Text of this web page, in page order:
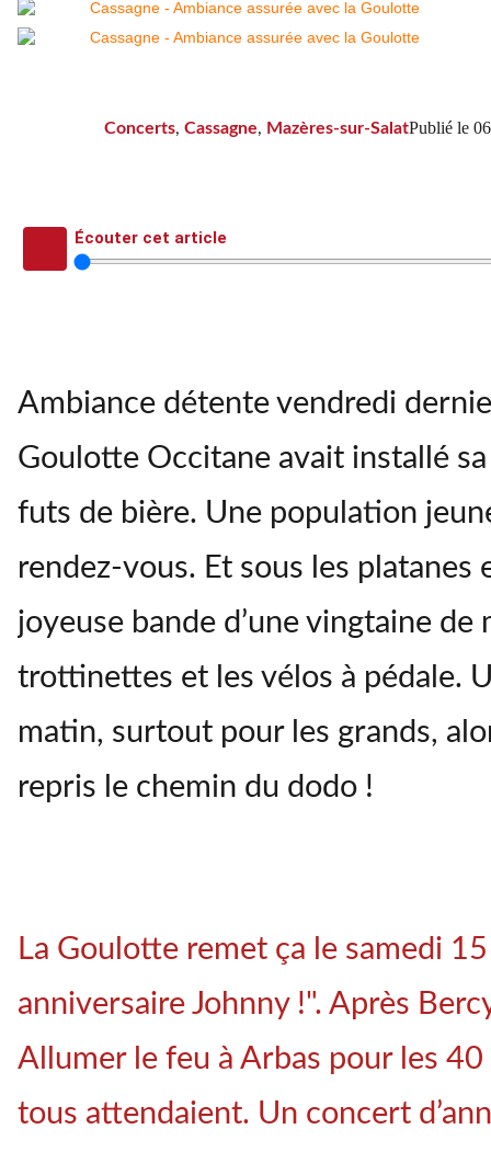
Concerts, Cassagne, Mazères-sur-SalatPublié le
Écouter cet article
Ambiance détente vendredi
Goulotte Occitane avait installé
futs de bière. Une population
rendez-vous. Et sous les platanes
joyeuse bande d’une vingtaine
trottinettes et les vélos à pédale.
matin, surtout pour les grands,
repris le chemin du dodo !
La Goulotte remet ça le samedi
anniversaire Johnny !". Après
Allumer le feu à Arbas pour les
tous attendaient. Un concert